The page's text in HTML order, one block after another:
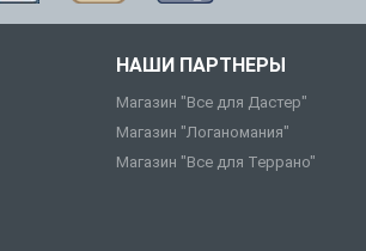
НАШИ ПАРТНЕРЫ
Магазин "Все для Дастер"
Магазин "Логаномания"
Магазин "Все для Террано"